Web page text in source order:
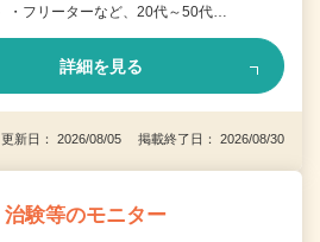
・フリーターなど、20代～50代…
詳細を見る
更新日： 2026/08/05 掲載終了日： 2026/08/30
験等のモニター